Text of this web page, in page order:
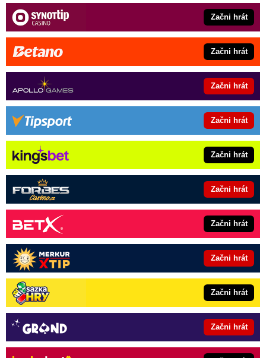
Začni hrát
Začni hrát
Začni hrát
Začni hrát
Začni hrát
Začni hrát
Začni hrát
Začni hrát
Začni hrát
Začni hrát